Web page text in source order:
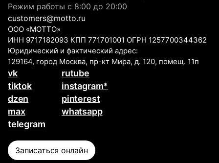
Режим работы с 8:00 до 20:00
customers@motto.ru
ООО «МОТТО»
ИНН 9717182093 КПП 771701001 ОГРН 1257700344362
Юридический и фактический адрес:
129164, город Москва, пр-кт Мира, д. 120, помещ. 11п
vk
rutube
tiktok
instagram*
dzen
pinterest
max
whatsapp
telegram
Записаться онлайн